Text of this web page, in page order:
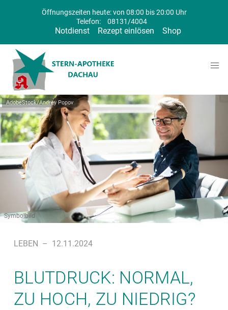
Öffnungszeiten heute: von 08:00 bis 20:00 Uhr
Telefon:
08131/4004
Notdienst Rezept einlösen Shop
AdobeStock/Andrey Popov
Symbolbild
LEBEN – 12.11.2024
BLUTDRUCK: NORMAL,
ZU HOCH, ZU NIEDRIG?